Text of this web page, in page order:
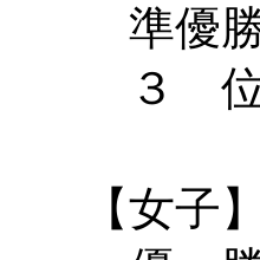
準優
３ 位
Ｇ
【女子】